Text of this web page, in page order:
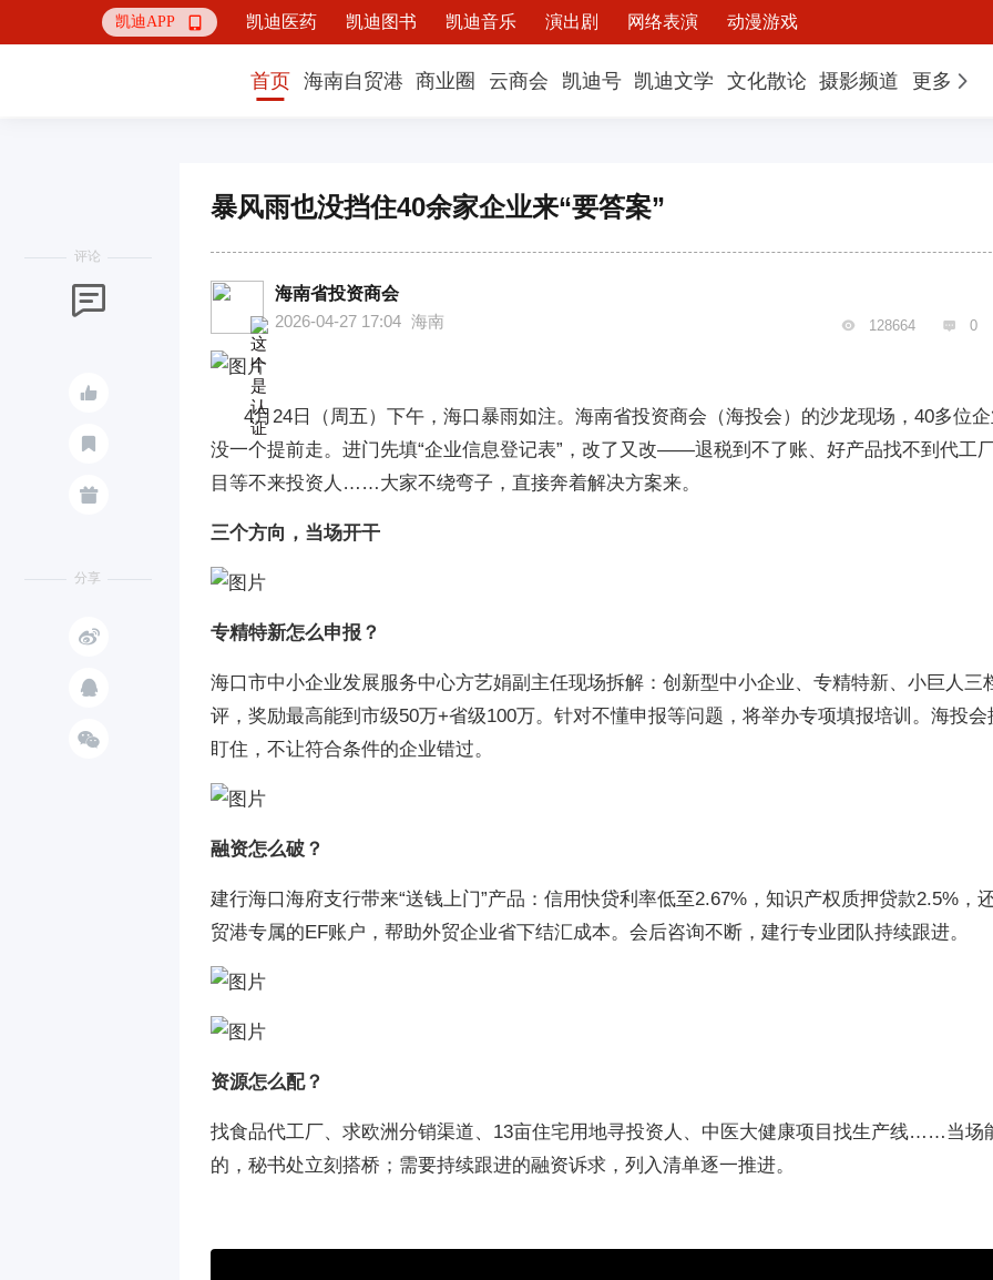
凯迪APP  凯迪医药 凯迪图书 凯迪音乐 演出剧 网络表演 动漫游戏
首页 海南自贸港 商业圈 云商会 凯迪号 凯迪文学 文化散论 摄影频道 更多
评论



分享



暴风雨也没挡住40余家企业来“要答案”
海南省投资商会
2026-04-27 17:04 海南  128664  0
4月24日（周五）下午，海口暴雨如注。海南省投资商会（海投会）的沙龙现场，40多位
没一个提前走。进门先填“企业信息登记表”，改了又改——退税到不了账、好产品找不到代工
目等不来投资人……大家不绕弯子，直接奔着解决方案来。
三个方向，当场开干
专精特新怎么申报？
海口市中小企业发展服务中心方艺娟副主任现场拆解：创新型中小企业、专精特新、小巨人三
评，奖励最高能到市级50万+省级100万。针对不懂申报等问题，将举办专项填报培训。海投会
盯住，不让符合条件的企业错过。
融资怎么破？
建行海口海府支行带来“送钱上门”产品：信用快贷利率低至2.67%，知识产权质押贷款2.5%，
贸港专属的EF账户，帮助外贸企业省下结汇成本。会后咨询不断，建行专业团队持续跟进。
资源怎么配？
找食品代工厂、求欧洲分销渠道、13亩住宅用地寻投资人、中医大健康项目找生产线……当场
的，秘书处立刻搭桥；需要持续跟进的融资诉求，列入清单逐一推进。